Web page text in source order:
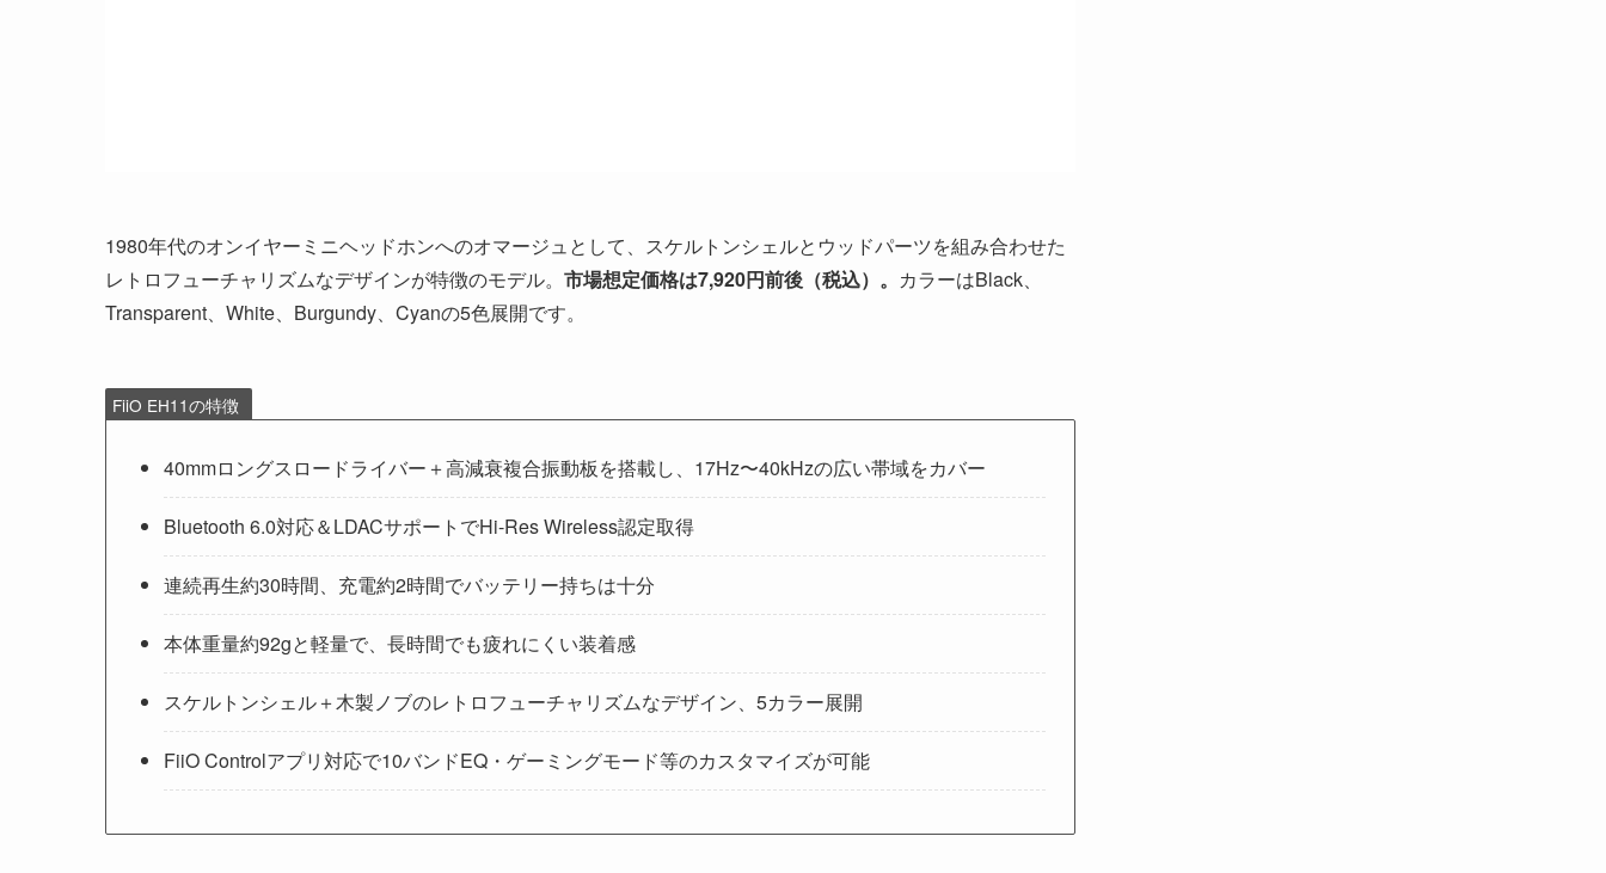
1980年代のオンイヤーミニヘッドホンへのオマージュとして、スケルトンシェルとウッドパーツを組み合わせた
レトロフューチャリズムなデザインが特徴のモデル。 市場想定価格は7,920円前後（税込）。 カラーはBlack、
Transparent、White、Burgundy、Cyanの5色展開です。
FiiO EH11の特徴
40mmロングスロードライバー＋高減衰複合振動板を搭載し、17Hz〜40kHzの広い帯域をカバー
Bluetooth 6.0対応＆LDACサポートでHi-Res Wireless認定取得
連続再生約30時間、充電約2時間でバッテリー持ちは十分
本体重量約92gと軽量で、長時間でも疲れにくい装着感
スケルトンシェル＋木製ノブのレトロフューチャリズムなデザイン、5カラー展開
FiiO Controlアプリ対応で10バンドEQ・ゲーミングモード等のカスタマイズが可能